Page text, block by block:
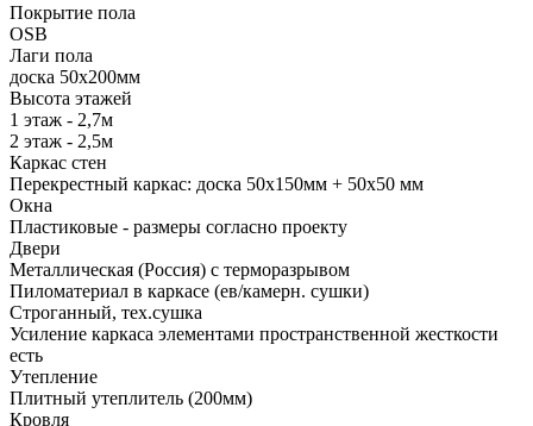
Покрытие пола
ОSB
Лаги пола
доска 50х200мм
Высота этажей
1 этаж - 2,7м
2 этаж - 2,5м
Каркас стен
Перекрестный каркас: доска 50х150мм + 50х50 мм
Окна
Пластиковые - размеры согласно проекту
Двери
Металлическая (Россия) с терморазрывом
Пиломатериал в каркасе (ев/камерн. сушки)
Строганный, тех.сушка
Усиление каркаса элементами пространственной жесткости
есть
Утепление
Плитный утеплитель (200мм)
Кровля